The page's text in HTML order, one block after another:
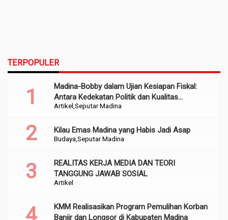
TERPOPULER
Artikel Seputar Madina
Madina-Bobby dalam Ujian Kesiapan Fiskal:
Antara Kedekatan Politik dan Kualitas
Perencanaan
Budaya Seputar Madina
Kilau Emas Madina yang Habis Jadi Asap
Artikel
REALITAS KERJA MEDIA DAN TEORI
TANGGUNG JAWAB SOSIAL
KMM Realisasikan Program Pemulihan Korban
Banjir dan Longsor di Kabupaten Madina